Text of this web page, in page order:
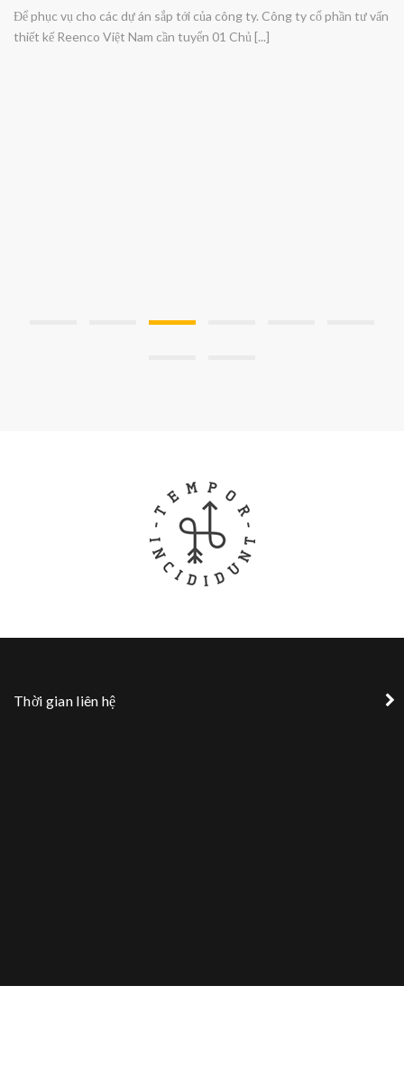
Mọi dự án của công ty phải tuân thủ theo Form trình bày bản vẽ của
công ty như sau: 1, Font chữ của công ty là font dùng [...]
Thời gian liên hệ